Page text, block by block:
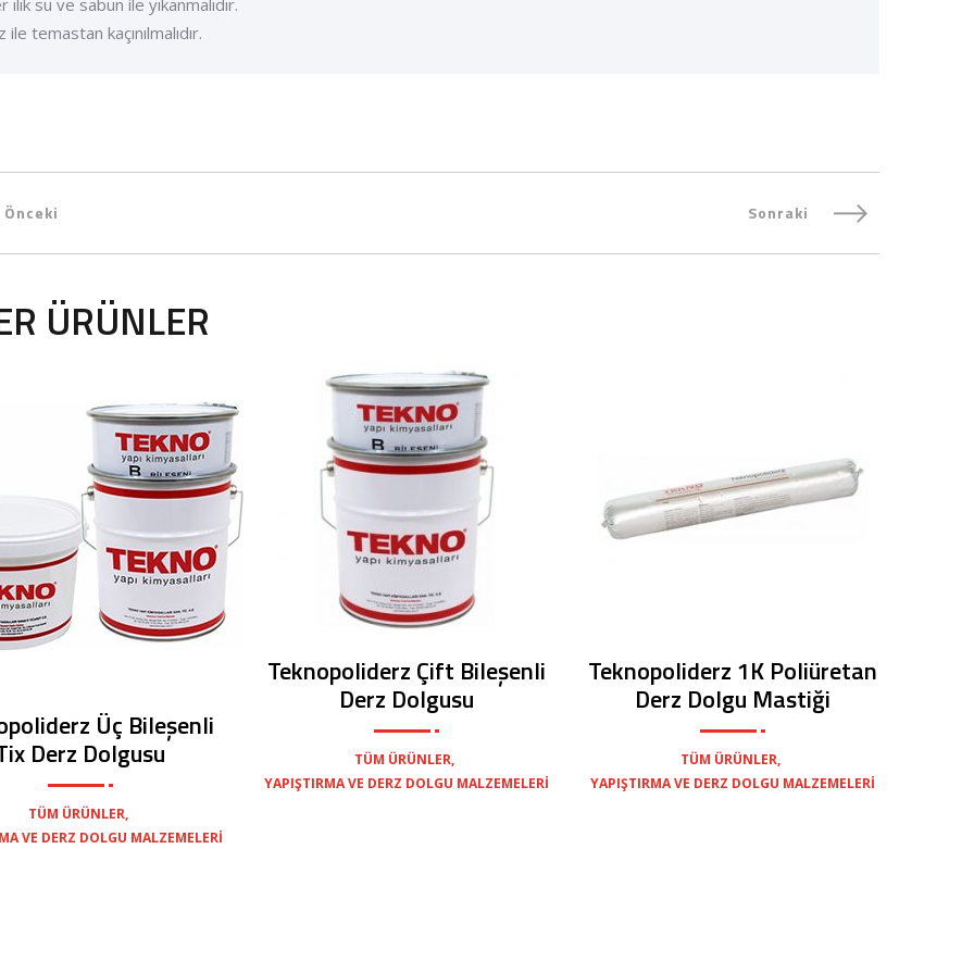
ılık su ve sabun ile yıkanmalıdır.
ile temastan kaçınılmalıdır.
Önceki Sonraki
ÜRÜNLER
Üç Bileşenli
Derz Dolgusu
TÜM ÜRÜNLER
VE DERZ DOLGU MALZEMELERI
Teknopoliderz Çift Bileşenli
Derz Dolgusu
TÜM ÜRÜNLER
YAPIŞTIRMA VE DERZ DOLGU MALZEMELERI
Teknopoliderz 1K Poliüretan
Derz Dolgu Mastiği
TÜM ÜRÜNLER
YAPIŞTIRMA VE DERZ DOLGU MALZEMELERI